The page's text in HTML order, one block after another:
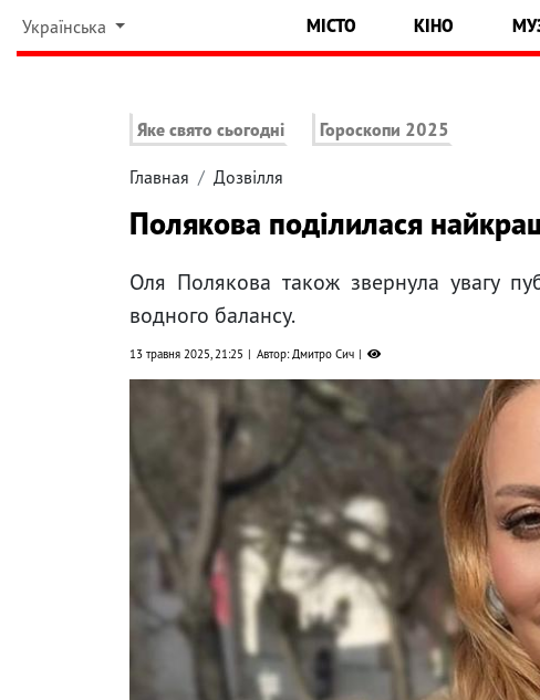
Українська МІСТО КІНО
Яке свято сьогодні Гороскопи 2025
Главная Дозвілля
Полякова поділилася
Оля Полякова також звернула увагу
водного балансу.
13 травня 2025, 21:25 Автор: Дмитро Сич